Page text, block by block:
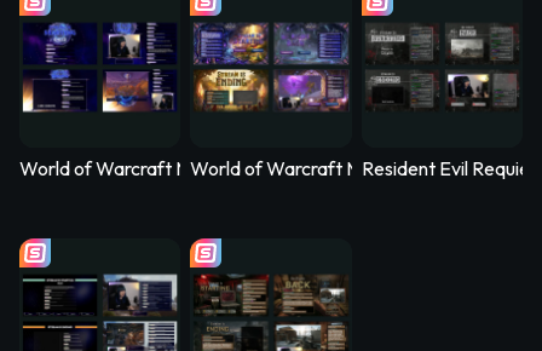
World of Warcraft Midnight Animated Stream Overlay –
World of Warcraft Midnight Animated
Resident Evil